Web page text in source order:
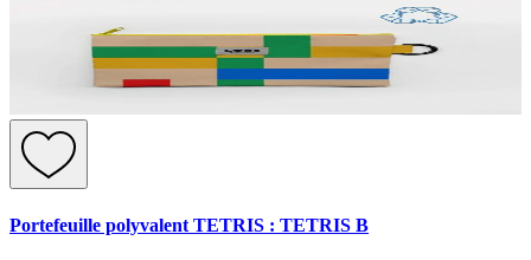
Portefeuille polyvalent TETRIS : TETRIS B